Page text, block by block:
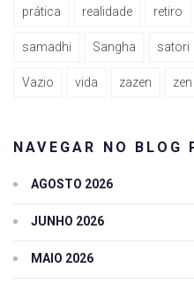
prática realidade retiro
samadhi Sangha satori
Vazio vida zazen zen
NAVEGAR NO BLOG
AGOSTO 2026
JUNHO 2026
MAIO 2026